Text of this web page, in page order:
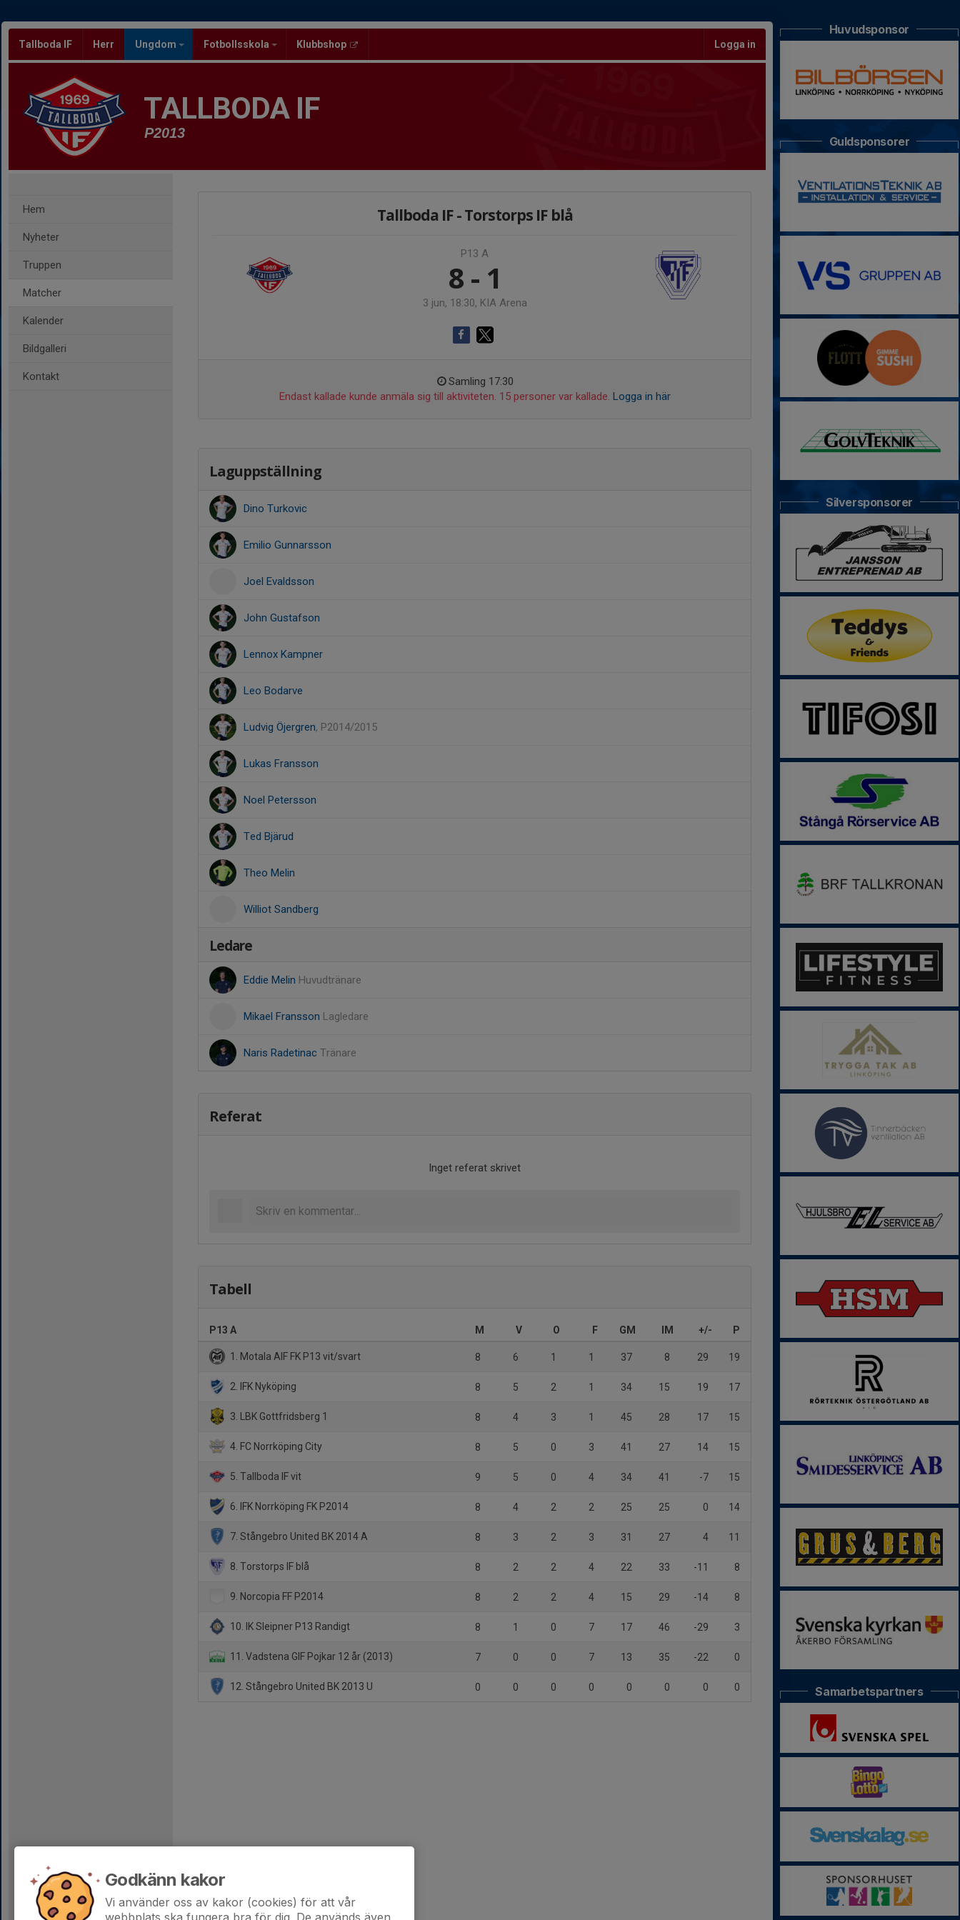
Tallboda IF Herr Ungdom Fotbollsskola Klubbshop Logga in
TALLBODA IF
P2013
Hem
Nyheter
Truppen
Matcher
Kalender
Bildgalleri
Kontakt
Tallboda IF - Torstorps IF blå
P13 A
8 - 1
3 jun, 18:30, KIA Arena
Samling 17:30
Endast kallade kunde anmäla sig till aktiviteten. 15 personer var kallade. Logga in här
Laguppställning
Dino Turkovic
Emilio Gunnarsson
Joel Evaldsson
John Gustafson
Lennox Kampner
Leo Bodarve
Ludvig Öjergren, P2014/2015
Lukas Fransson
Noel Petersson
Ted Bjärud
Theo Melin
Williot Sandberg
Ledare
Eddie Melin Huvudtränare
Mikael Fransson Lagledare
Naris Radetinac Tränare
Referat
Inget referat skrivet
Tabell
P13 A M V O F GM IM +/- P
1. Motala AIF FK P13 vit/svart 8 6 1 1 37 8 29 19
2. IFK Nyköping 8 5 2 1 34 15 19 17
3. LBK Gottfridsberg 1 8 4 3 1 45 28 17 15
4. FC Norrköping City 8 5 0 3 41 27 14 15
5. Tallboda IF vit 9 5 0 4 34 41 -7 15
6. IFK Norrköping FK P2014 8 4 2 2 25 25 0 14
7. Stångebro United BK 2014 A 8 3 2 3 31 27 4 11
8. Torstorps IF blå 8 2 2 4 22 33 -11 8
9. Norcopia FF P2014 8 2 2 4 15 29 -14 8
10. IK Sleipner P13 Randigt 8 1 0 7 17 46 -29 3
11. Vadstena GIF Pojkar 12 år (2013) 7 0 0 7 13 35 -22 0
12. Stångebro United BK 2013 U 0 0 0 0 0 0 0 0
Huvudsponsor
Guldsponsorer
Silversponsorer
Samarbetspartners
Godkänn kakor
Vi använder oss av kakor (cookies) för att vår
webbplats ska fungera bra för dig. De används även